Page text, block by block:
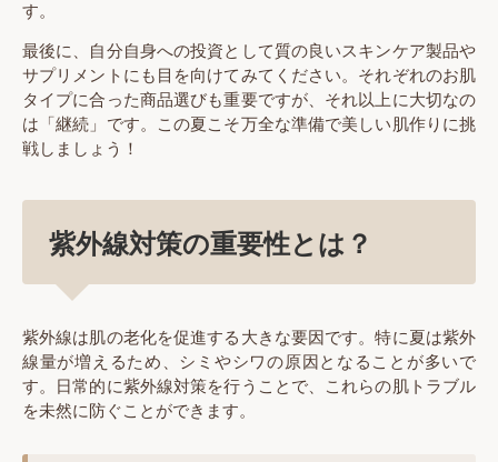
す。
最後に、自分自身への投資として質の良いスキンケア製品や
サプリメントにも目を向けてみてください。それぞれのお肌
タイプに合った商品選びも重要ですが、それ以上に大切なの
は「継続」です。この夏こそ万全な準備で美しい肌作りに挑
戦しましょう！
紫外線対策の重要性とは？
紫外線は肌の老化を促進する大きな要因です。特に夏は紫外
線量が増えるため、シミやシワの原因となることが多いで
す。日常的に紫外線対策を行うことで、これらの肌トラブル
を未然に防ぐことができます。